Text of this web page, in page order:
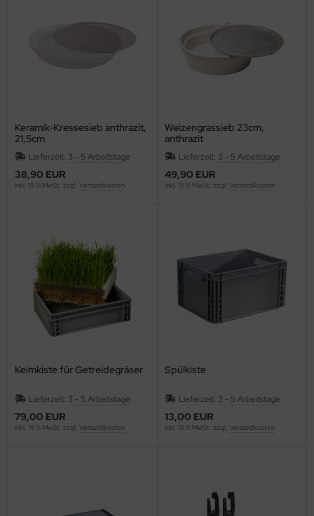
Keramik-Kressesieb anthrazit,
21,5cm
Lieferzeit: 3 - 5 Arbeitstage
38,90 EUR
inkl. 19 % MwSt. zzgl. Versandkosten
Weizengrassieb 23cm,
anthrazit
Lieferzeit: 3 - 5 Arbeitstage
49,90 EUR
inkl. 19 % MwSt. zzgl. Versandkosten
Keimkiste für Getreidegräser
Lieferzeit: 3 - 5 Arbeitstage
79,00 EUR
inkl. 19 % MwSt. zzgl. Versandkosten
Spülkiste
Lieferzeit: 3 - 5 Arbeitstage
13,00 EUR
inkl. 19 % MwSt. zzgl. Versandkosten